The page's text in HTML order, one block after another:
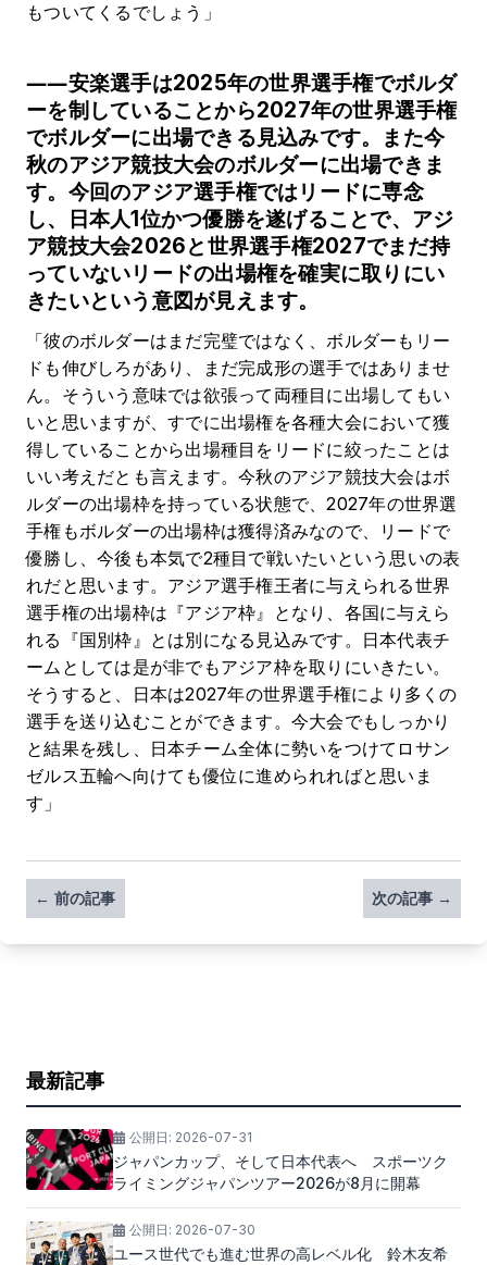
もついてくるでしょう」
――安楽選手は2025年の世界選手権でボルダ
ーを制していることから2027年の世界選手権
でボルダーに出場できる見込みです。また今
秋のアジア競技大会のボルダーに出場できま
す。今回のアジア選手権ではリードに専念
し、日本人1位かつ優勝を遂げることで、アジ
ア競技大会2026と世界選手権2027でまだ持
っていないリードの出場権を確実に取りにい
きたいという意図が見えます。
「彼のボルダーはまだ完璧ではなく、ボルダーもリー
ドも伸びしろがあり、まだ完成形の選手ではありませ
ん。そういう意味では欲張って両種目に出場してもい
いと思いますが、すでに出場権を各種大会において獲
得していることから出場種目をリードに絞ったことは
いい考えだとも言えます。今秋のアジア競技大会はボ
ルダーの出場枠を持っている状態で、2027年の世界選
手権もボルダーの出場枠は獲得済みなので、リードで
優勝し、今後も本気で2種目で戦いたいという思いの表
れだと思います。アジア選手権王者に与えられる世界
選手権の出場枠は『アジア枠』となり、各国に与えら
れる『国別枠』とは別になる見込みです。日本代表チ
ームとしては是が非でもアジア枠を取りにいきたい。
そうすると、日本は2027年の世界選手権により多くの
選手を送り込むことができます。今大会でもしっかり
と結果を残し、日本チーム全体に勢いをつけてロサン
ゼルス五輪へ向けても優位に進められればと思いま
す」
← 前の記事 次の記事 →
最新記事
公開日: 2026-07-31
ジャパンカップ、そして日本代表へ スポーツク
ライミングジャパンツアー2026が8月に開幕
公開日: 2026-07-30
ユース世代でも進む世界の高レベル化 鈴木友希